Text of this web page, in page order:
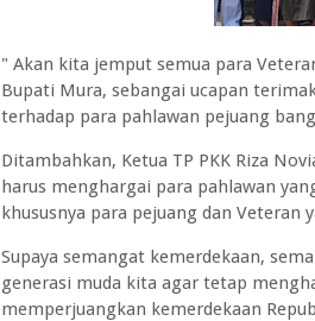
" Akan kita jemput semua para
Bupati Mura, sebangai ucapan
terhadap para pahlawan pejuang
Ditambahkan, Ketua TP PKK Riza
harus menghargai para pahlawan
khususnya para pejuang dan Veteran
Supaya semangat kemerdekaan,
generasi muda kita agar tetap
memperjuangkan kemerdekaan